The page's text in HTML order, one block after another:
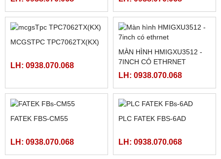
AC, FBS-40MCR2-AC, FBS-
AC
MÀN HÌNH SAMKOON SK-
LH: 0938.070.068